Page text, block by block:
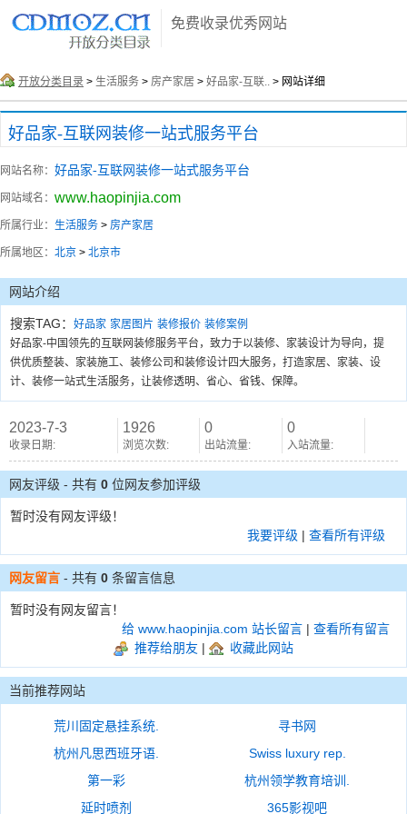
免费收录优秀网站
开放分类目录 > 生活服务 > 房产家居 > 好品家-互联.. > 网站详细
好品家-互联网装修一站式服务平台
网站名称： 好品家-互联网装修一站式服务平台
网站域名： www.haopinjia.com
所属行业： 生活服务 > 房产家居
所属地区： 北京 > 北京市
网站介绍
搜索TAG： 好品家 家居图片 装修报价 装修案例
好品家-中国领先的互联网装修服务平台，致力于以装修、家装设计为导向，提
供优质整装、家装施工、装修公司和装修设计四大服务，打造家居、家装、设
计、装修一站式生活服务，让装修透明、省心、省钱、保障。
2023-7-3
收录日期:
1926
浏览次数:
0
出站流量:
0
入站流量:
网友评级 - 共有 0 位网友参加评级
暂时没有网友评级！
我要评级 | 查看所有评级
网友留言 - 共有 0 条留言信息
暂时没有网友留言！
给 www.haopinjia.com 站长留言 | 查看所有留言
推荐给朋友 | 收藏此网站
当前推荐网站
荒川固定悬挂系统.
寻书网
杭州凡思西班牙语.
Swiss luxury rep.
第一彩
杭州领学教育培训.
延时喷剂
365影视吧